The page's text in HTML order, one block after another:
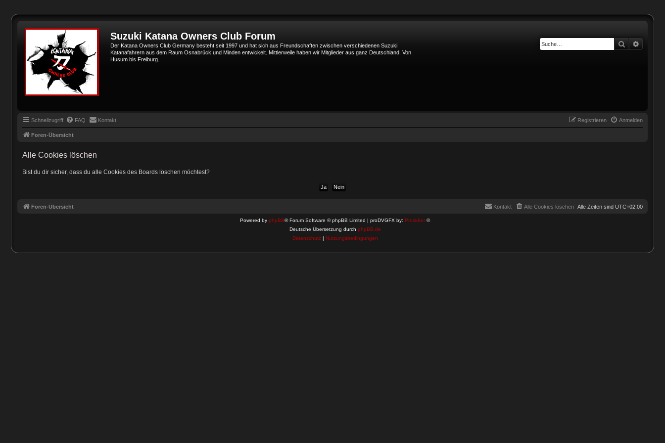
Suzuki Katana Owners Club Forum
Der Katana Owners Club Germany besteht seit 1997 und hat sich aus Freundschaften zwischen verschiedenen Suzuki
Katanafahrern aus dem Raum Osnabrück und Minden entwickelt. Mittlerweile haben wir Mitglieder aus ganz Deutschland. Von
Husum bis Freiburg.
Suche
Schnellzugriff FAQ Kontakt Anmelden
Registrieren
Foren-Übersicht
Alle Cookies löschen
Bist du dir sicher, dass du alle Cookies des Boards löschen möchtest?
Foren-Übersicht Alle Zeiten sind UTC+02:00
Alle Cookies löschen
Kontakt
Powered by phpBB® Forum Software © phpBB Limited | proDVGFX by: Prosk8er ©
Deutsche Übersetzung durch phpBB.de
Datenschutz| Nutzungsbedingungen